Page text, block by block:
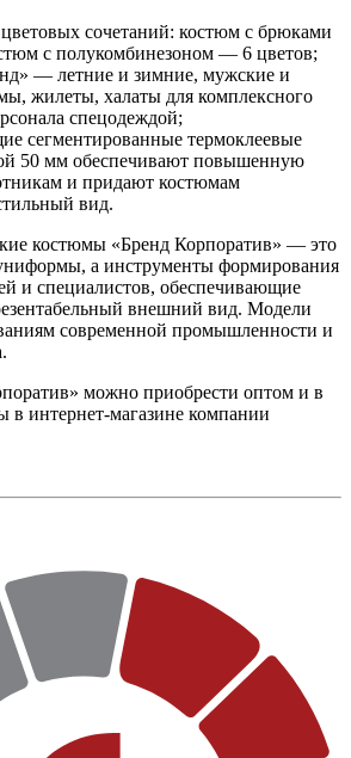
сочетаний: костюм с брюками
с полукомбинезоном — 6 цветов;
— летние и зимние, мужские и
жилеты, халаты для комплексного
спецодеждой;
сегментированные термоклеевые
50 мм обеспечивают повышенную
и придают костюмам
вид.
костюмы «Бренд Корпоратив» — это
а инструменты формирования
и специалистов, обеспечивающие
внешний вид. Модели
современной промышленности и
можно приобрести оптом и в
в интернет-магазине компании